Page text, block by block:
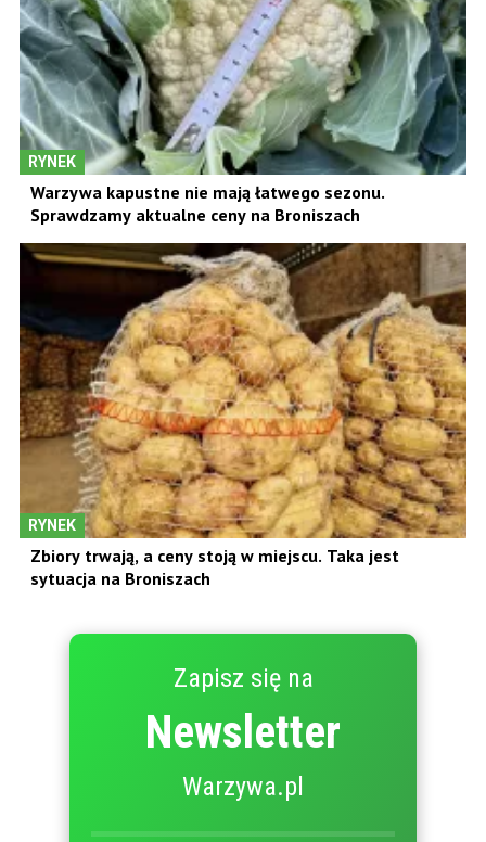
RYNEK
Warzywa kapustne nie mają łatwego sezonu.
Sprawdzamy aktualne ceny na Broniszach
RYNEK
Zbiory trwają, a ceny stoją w miejscu. Taka jest
sytuacja na Broniszach
Zapisz się na
Newsletter
Warzywa.pl